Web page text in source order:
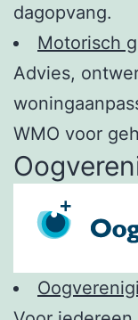
dagopvang.
Motorisch
Advies,
WMO voor